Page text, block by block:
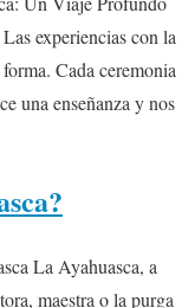
experiencias con la
Cada ceremonia
una enseñanza y nos
La Ayahuasca, a
maestra o la purga